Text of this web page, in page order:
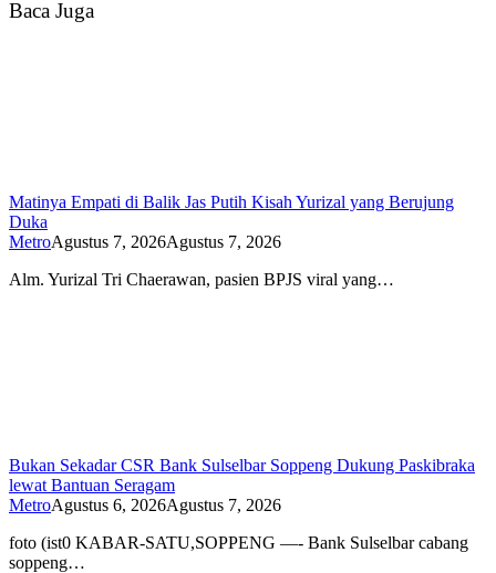
Baca Juga
Matinya Empati di Balik Jas Putih Kisah Yurizal yang Berujung
Duka
MetroAgustus 7, 2026Agustus 7, 2026
Alm. Yurizal Tri Chaerawan, pasien BPJS viral yang…
Bukan Sekadar CSR Bank Sulselbar Soppeng Dukung Paskibraka
lewat Bantuan Seragam
MetroAgustus 6, 2026Agustus 7, 2026
foto (ist0 KABAR-SATU,SOPPENG —- Bank Sulselbar cabang
soppeng…